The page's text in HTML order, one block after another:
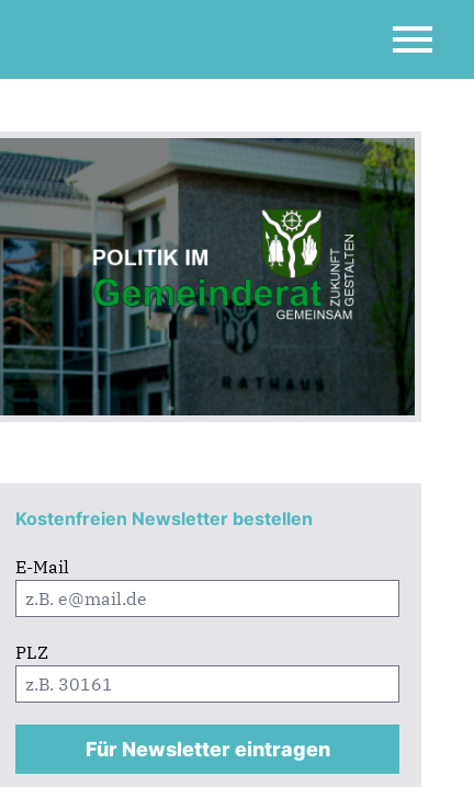
Kostenfreien Newsletter bestellen
E-Mail
PLZ
Für Newsletter eintragen